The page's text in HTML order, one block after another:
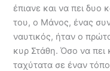
έπιανε και να πει
του, ο Μάνος, ένας
ναυτικός, ήταν ο
κυρ Στάθη. Όσο να πει
ταχύτατα σε έναν